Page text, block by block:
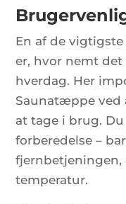
En af de
er, hvor nemt det
hverdag. Her
Saunatæppe
at tage i brug.
forberedelse –
temperatur.